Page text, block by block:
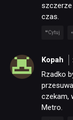
szczerze
czas.
Cytuj
Kopah
Rzadko
czekam,
Metro.